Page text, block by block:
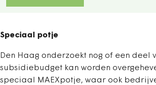
Speciaal potje
Den Haag onderzoekt nog of een deel
subsidiebudget kan worden
speciaal MAEXpotje, waar ook